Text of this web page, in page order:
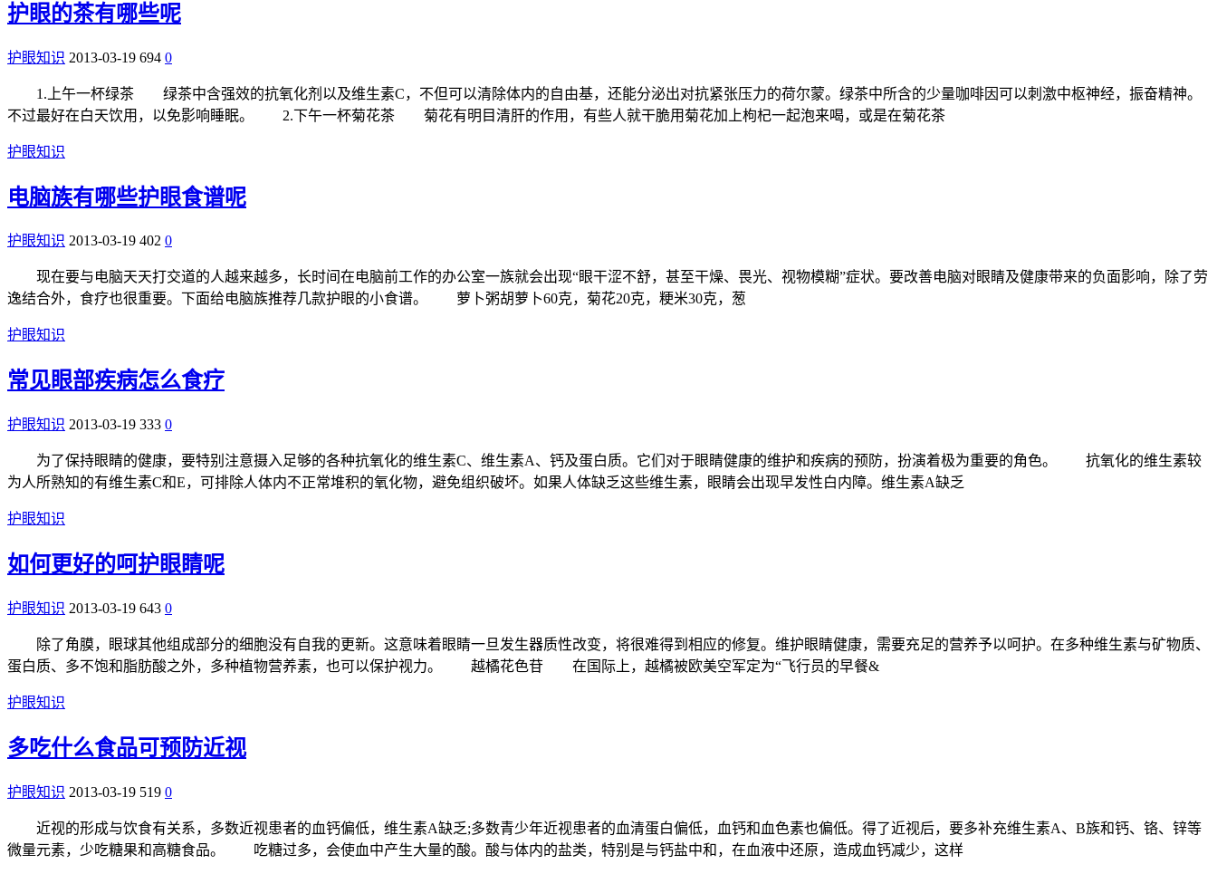
护眼的茶有哪些呢
护眼知识 2013-03-19 694 0
1.上午一杯绿茶 绿茶中含强效的抗氧化剂以及维生素C，不但可以清除体内的自由基，还能分泌出对抗紧张压力的荷尔蒙。绿茶中所含的少量咖啡因可以刺激中枢神经，振奋精神。
不过最好在白天饮用，以免影响睡眠。 2.下午一杯菊花茶 菊花有明目清肝的作用，有些人就干脆用菊花加上枸杞一起泡来喝，或是在菊花茶
护眼知识
电脑族有哪些护眼食谱呢
护眼知识 2013-03-19 402 0
现在要与电脑天天打交道的人越来越多，长时间在电脑前工作的办公室一族就会出现“眼干涩不舒，甚至干燥、畏光、视物模糊”症状。要改善电脑对眼睛及健康带来的负面影响，除了劳
逸结合外，食疗也很重要。下面给电脑族推荐几款护眼的小食谱。 萝卜粥胡萝卜60克，菊花20克，粳米30克，葱
护眼知识
常见眼部疾病怎么食疗
护眼知识 2013-03-19 333 0
为了保持眼睛的健康，要特别注意摄入足够的各种抗氧化的维生素C、维生素A、钙及蛋白质。它们对于眼睛健康的维护和疾病的预防，扮演着极为重要的角色。 抗氧化的维生素较
为人所熟知的有维生素C和E，可排除人体内不正常堆积的氧化物，避免组织破坏。如果人体缺乏这些维生素，眼睛会出现早发性白内障。维生素A缺乏
护眼知识
如何更好的呵护眼睛呢
护眼知识 2013-03-19 643 0
除了角膜，眼球其他组成部分的细胞没有自我的更新。这意味着眼睛一旦发生器质性改变，将很难得到相应的修复。维护眼睛健康，需要充足的营养予以呵护。在多种维生素与矿物质、
蛋白质、多不饱和脂肪酸之外，多种植物营养素，也可以保护视力。 越橘花色苷 在国际上，越橘被欧美空军定为“飞行员的早餐&
护眼知识
多吃什么食品可预防近视
护眼知识 2013-03-19 519 0
近视的形成与饮食有关系，多数近视患者的血钙偏低，维生素A缺乏;多数青少年近视患者的血清蛋白偏低，血钙和血色素也偏低。得了近视后，要多补充维生素A、B族和钙、铬、锌等
微量元素，少吃糖果和高糖食品。 吃糖过多，会使血中产生大量的酸。酸与体内的盐类，特别是与钙盐中和，在血液中还原，造成血钙减少，这样